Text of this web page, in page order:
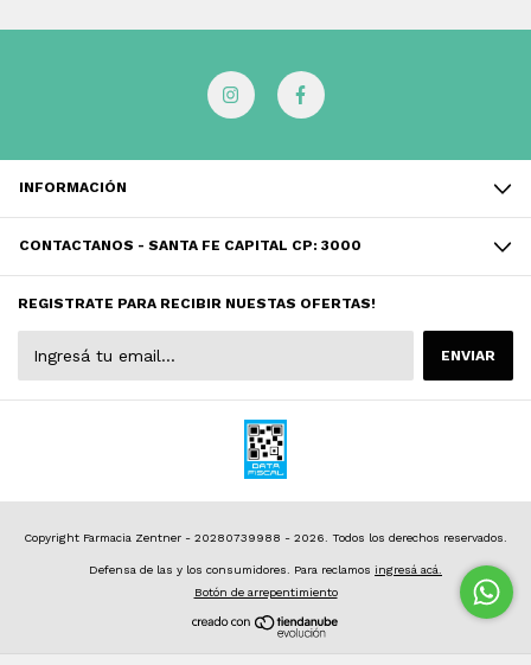
INFORMACIÓN
CONTACTANOS - SANTA FE CAPITAL CP: 3000
REGISTRATE PARA RECIBIR NUESTAS OFERTAS!
Copyright Farmacia Zentner - 20280739988 - 2026. Todos los derechos reservados.
Defensa de las y los consumidores. Para reclamos ingresá acá.
Botón de arrepentimiento